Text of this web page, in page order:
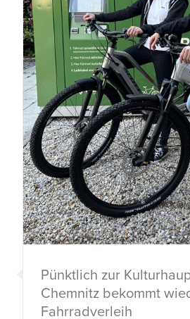
Pünktlich zur
Chemnitz bekommt
Fahrradverleih